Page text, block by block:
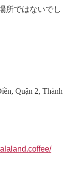
所ではないでし
Quận 2, Thành